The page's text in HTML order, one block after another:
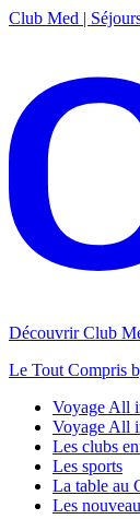
Club Med |
Découvrir Club
Le Tout Compris
Voyage All
Voyage All
Les clubs
Les sports
La table au
Les